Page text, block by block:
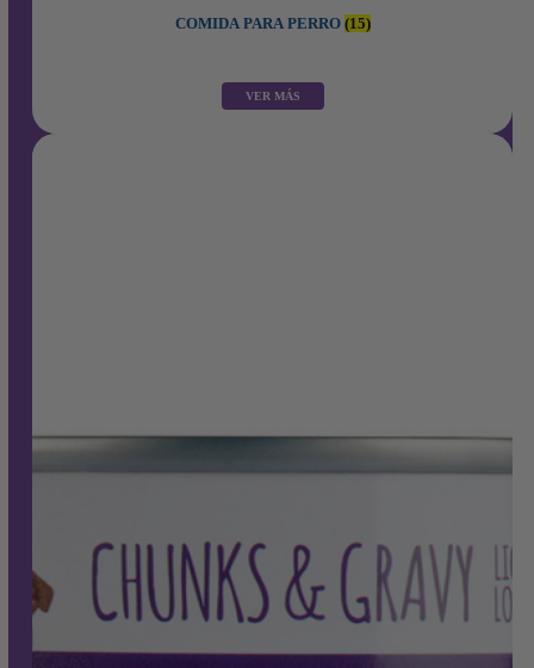
COMIDA PARA PERRO (15)